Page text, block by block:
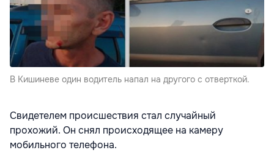
В Кишиневе один водитель напал на другого с отверткой.
Свидетелем происшествия стал случайный
прохожий. Он снял происходящее на камеру
мобильного телефона.